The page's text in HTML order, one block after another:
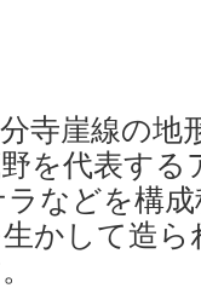
寺崖線の地
を代表する
などを構成
かして造ら